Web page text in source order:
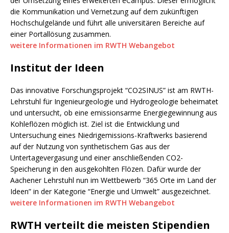
die Kommunikation und Vernetzung auf dem zukünftigen
Hochschulgelände und führt alle universitären Bereiche auf
einer Portallösung zusammen.
weitere Informationen im RWTH Webangebot
Institut der Ideen
Das innovative Forschungsprojekt “CO2SINUS” ist am RWTH-
Lehrstuhl für Ingenieurgeologie und Hydrogeologie beheimatet
und untersucht, ob eine emissionsarme Energiegewinnung aus
Kohleflözen möglich ist. Ziel ist die Entwicklung und
Untersuchung eines Niedrigemissions-Kraftwerks basierend
auf der Nutzung von synthetischem Gas aus der
Untertagevergasung und einer anschließenden CO2-
Speicherung in den ausgekohlten Flözen. Dafür wurde der
Aachener Lehrstuhl nun im Wettbewerb “365 Orte im Land der
Ideen” in der Kategorie “Energie und Umwelt” ausgezeichnet.
weitere Informationen im RWTH Webangebot
RWTH verteilt die meisten Stipendien